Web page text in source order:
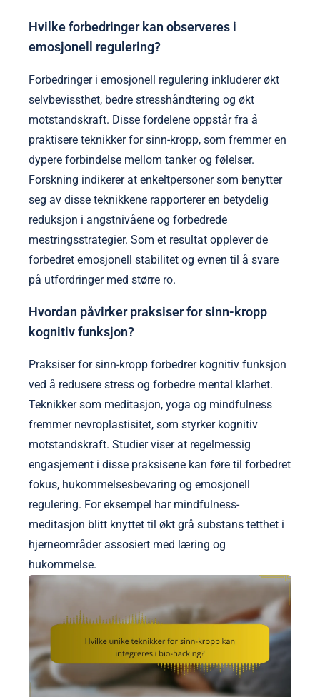
Hvilke forbedringer kan observeres i
emosjonell regulering?
Forbedringer i emosjonell regulering inkluderer økt
selvbevissthet, bedre stresshåndtering og økt
motstandskraft. Disse fordelene oppstår fra å
praktisere teknikker for sinn-kropp, som fremmer en
dypere forbindelse mellom tanker og følelser.
Forskning indikerer at enkeltpersoner som benytter
seg av disse teknikkene rapporterer en betydelig
reduksjon i angstnivåene og forbedrede
mestringsstrategier. Som et resultat opplever de
forbedret emosjonell stabilitet og evnen til å svare
på utfordringer med større ro.
Hvordan påvirker praksiser for sinn-kropp
kognitiv funksjon?
Praksiser for sinn-kropp forbedrer kognitiv funksjon
ved å redusere stress og forbedre mental klarhet.
Teknikker som meditasjon, yoga og mindfulness
fremmer nevroplastisitet, som styrker kognitiv
motstandskraft. Studier viser at regelmessig
engasjement i disse praksisene kan føre til forbedret
fokus, hukommelsesbevaring og emosjonell
regulering. For eksempel har mindfulness-
meditasjon blitt knyttet til økt grå substans tetthet i
hjerneområder assosiert med læring og
hukommelse.